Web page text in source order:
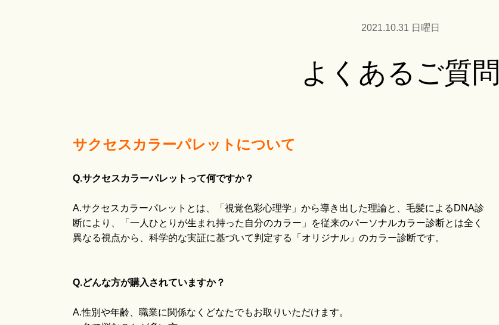
カラーパレット購入
ブログ
2021.10.31 日曜日
よくあるご質問
サクセスカラーパレットについて
Q.サクセスカラーパレットって何ですか？
A.サクセスカラーパレットとは、「視覚色彩心理学」から導き出した理論と、毛髪によるDNA診
断により、「一人ひとりが生まれ持った自分のカラー」を従来のパーソナルカラー診断とは全く
異なる視点から、科学的な実証に基づいて判定する「オリジナル」のカラー診断です。
Q.どんな方が購入されていますか？
A.性別や年齢、職業に関係なくどなたでもお取りいただけます。